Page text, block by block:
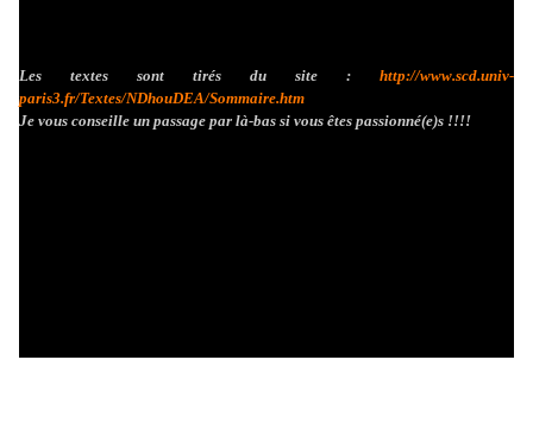
Les textes sont tirés du site : http://www.scd.univ-
paris3.fr/Textes/NDhouDEA/Sommaire.htm
Je vous conseille un passage par là-bas si vous êtes passionné(e)s !!!!